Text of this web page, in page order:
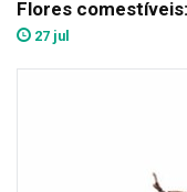
Flores
27 jul